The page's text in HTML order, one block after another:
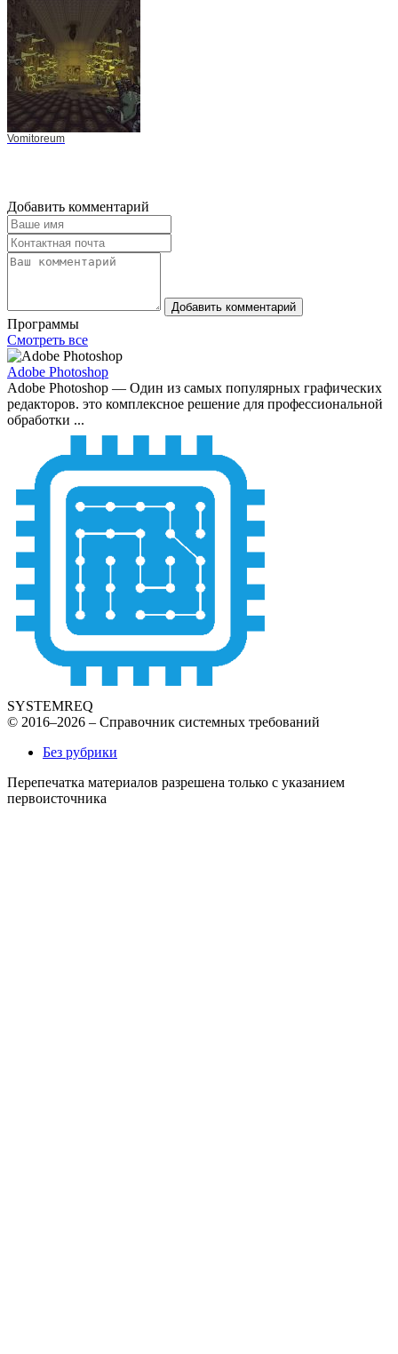
Vomitoreum
Добавить комментарий
Добавить комментарий
Программы
Смотреть все
Adobe Photoshop
Adobe Photoshop — Один из самых популярных графических
редакторов. это комплексное решение для профессиональной
обработки ...
SYSTEMREQ
© 2016–2026 – Справочник системных требований
Без рубрики
Перепечатка материалов разрешена только с указанием
первоисточника